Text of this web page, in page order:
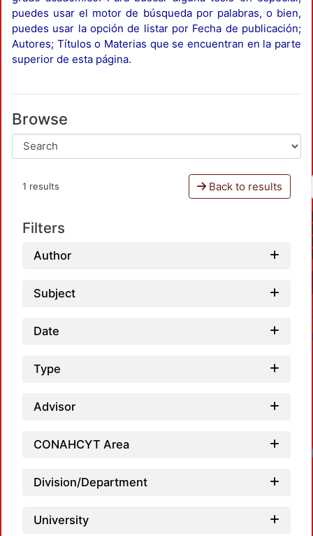
puedes usar el motor de búsqueda por palabras, o bien,
puedes usar la opción de listar por Fecha de publicación;
Autores; Títulos o Materias que se encuentran en la parte
superior de esta página.
Browse
1 results Back to results
Filters
Author
Subject
Date
Type
Advisor
CONAHCYT Area
Division/Department
University